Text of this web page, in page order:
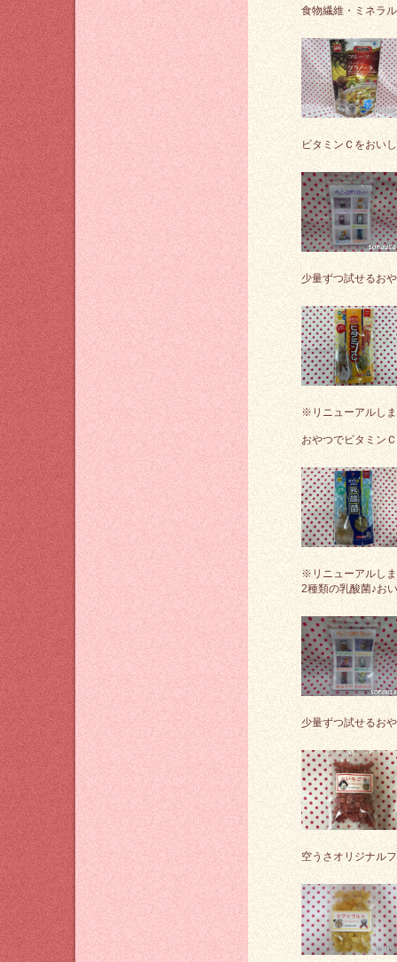
食物繊維・ミネラ
ビタミンＣをおい
少量ずつ試せるお
※リニューアルし
おやつでビタミン
※リニューアルし
2種類の乳酸菌♪お
少量ずつ試せるお
空うさオリジナル